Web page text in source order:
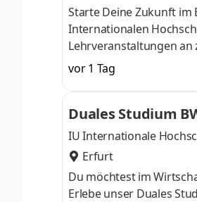
Starte Deine Zukunft
Internationalen
Lehrveranstaltungen an
Dein Wissen gezielt zu
Unternehmen in den
Prozesse, persönliche
vor 1 Tag
Duales Studium
IU Internationale
Erfurt
Du möchtest im
Erlebe unser Duales